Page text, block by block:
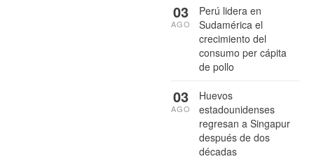
Perú lidera en
Sudamérica el
crecimiento del
consumo per cápita
de pollo
03
AGO
Huevos
estadounidenses
regresan a Singapur
después de dos
décadas
03
AGO